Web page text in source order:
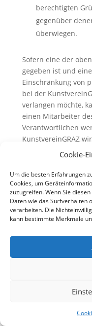
Cookie-
Um die besten Erfahrungen
Cookies, um
zuzugreifen. Wenn Sie
Daten wie das Surfverhalten
verarbeiten. Die
kann bestimmte Merkmale
berechtigten
gegenüber
überwiegen.
Sofern eine der
gegeben ist und
Einschränkung von
bei der
verlangen möchte,
einen Mitarbeiter
Verantwortlichen
KunstvereinGRAZ
Verarbeitung
Jede von der
Daten betroffene
Richtlinien- und
die sie betreffenden
welche durch die
Verantwortlichen
strukturierten,
Format zu erhalten.
Behinderung durch
übermitteln, sofern